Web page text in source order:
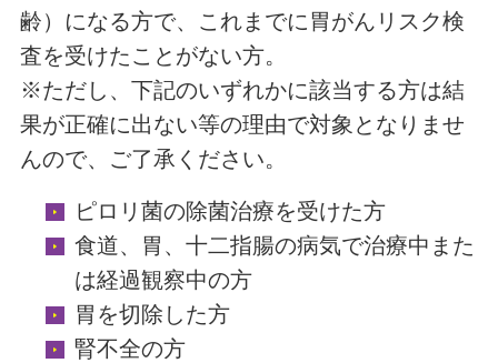
齢）になる方で、これまでに胃がんリスク検
査を受けたことがない方。
※ただし、下記のいずれかに該当する方は結
果が正確に出ない等の理由で対象となりませ
んので、ご了承ください。
ピロリ菌の除菌治療を受けた方
食道、胃、十二指腸の病気で治療中また
は経過観察中の方
胃を切除した方
腎不全の方